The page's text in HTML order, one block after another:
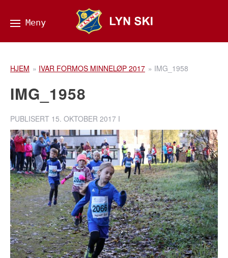
HJEM » IVAR FORMOS MINNELØP 2017 » IMG_1958
IMG_1958
PUBLISERT 15. OKTOBER 2017 I